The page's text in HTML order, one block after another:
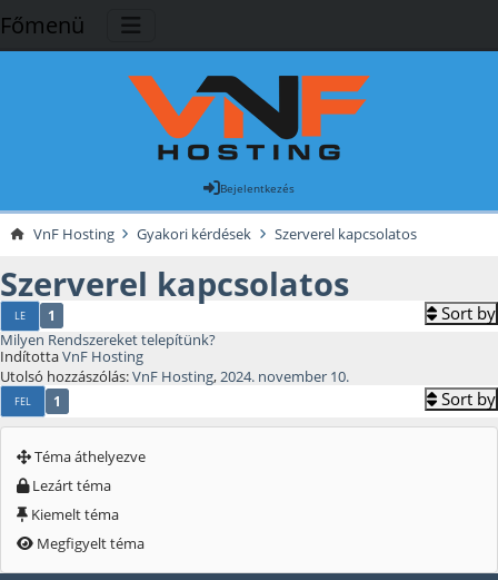
Főmenü
Bejelentkezés
VnF Hosting Gyakori kérdések Szerverel kapcsolatos
Szerverel kapcsolatos
LE 1 Sort by
Milyen Rendszereket telepítünk?
IndítottaVnF Hosting
Utolsó hozzászólás:VnF Hosting,2024. november 10.
FEL 1 Sort by
Téma áthelyezve
Lezárt téma
Kiemelt téma
Megfigyelt téma